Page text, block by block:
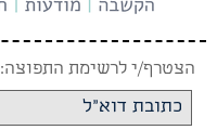
הצטרף/י לרשימת התפוצה: